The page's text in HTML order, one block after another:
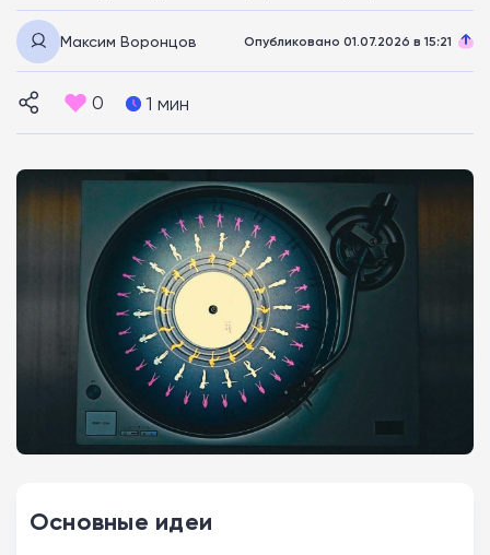
Максим Воронцов Опубликовано 01.07.2026 в 15:21
0 1 мин
Основные идеи